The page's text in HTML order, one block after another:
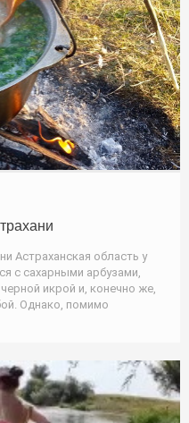
Астраханская область у
с сахарными арбузами,
икрой и, конечно же,
Однако, помимо